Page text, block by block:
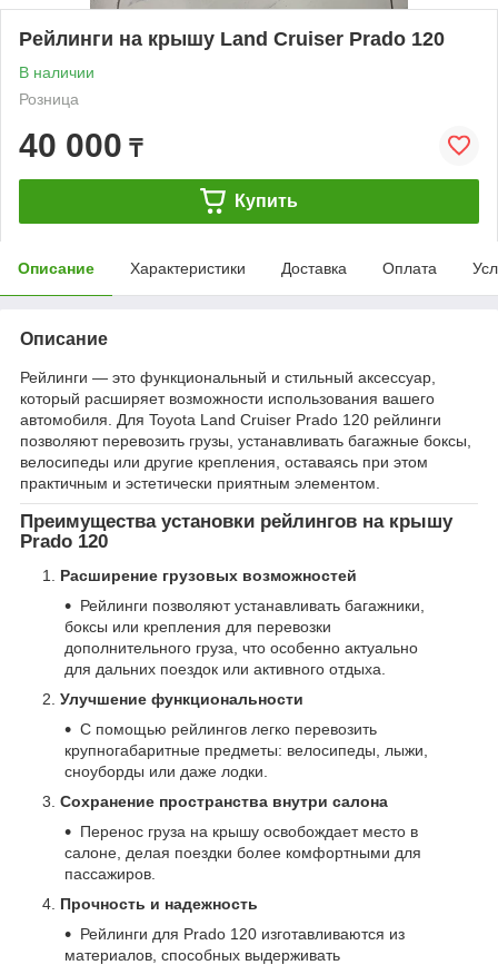
Рейлинги на крышу Land Cruiser Prado 120
В наличии
Розница
40 000 ₸
Купить
Описание Характеристики Доставка Оплата
Описание
Рейлинги — это функциональный и стильный аксессуар,
который расширяет возможности использования вашего
автомобиля. Для Toyota Land Cruiser Prado 120 рейлинги
позволяют перевозить грузы, устанавливать багажные боксы,
велосипеды или другие крепления, оставаясь при этом
практичным и эстетически приятным элементом.
Преимущества установки рейлингов на крышу
Prado 120
Расширение грузовых возможностей
Рейлинги позволяют устанавливать багажники,
боксы или крепления для перевозки
дополнительного груза, что особенно актуально
для дальних поездок или активного отдыха.
Улучшение функциональности
С помощью рейлингов легко перевозить
крупногабаритные предметы: велосипеды, лыжи,
сноуборды или даже лодки.
Сохранение пространства внутри салона
Перенос груза на крышу освобождает место в
салоне, делая поездки более комфортными для
пассажиров.
Прочность и надежность
Рейлинги для Prado 120 изготавливаются из
материалов, способных выдерживать